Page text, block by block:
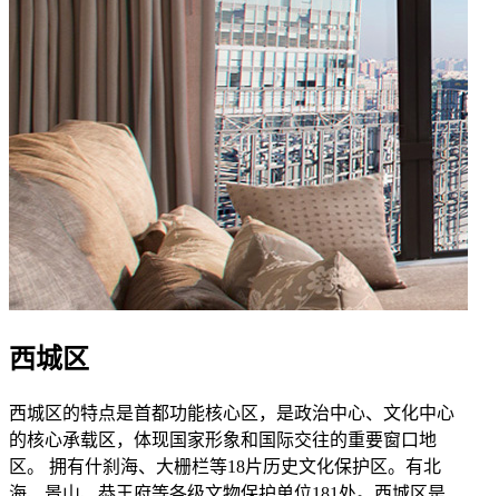
西城区
西城区的特点是首都功能核心区，是政治中心、文化中心
的核心承载区，体现国家形象和国际交往的重要窗口地
区。 拥有什刹海、大栅栏等18片历史文化保护区。有北